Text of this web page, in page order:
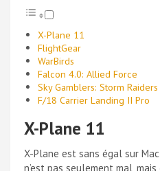
X-Plane 11
FlightGear
WarBirds
Falcon 4.0: Allied Force
Sky Gamblers: Storm Raiders
F/18 Carrier Landing II Pro
X-Plane 11
X-Plane est sans égal sur
n’est pas seulement mal,